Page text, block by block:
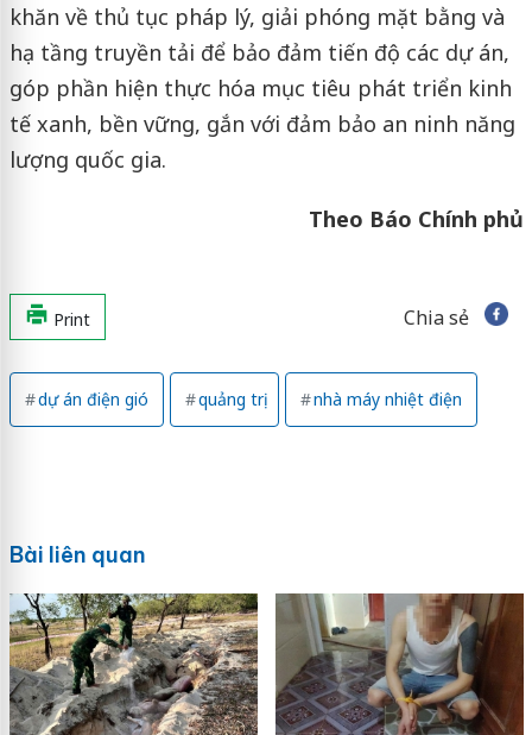
khăn về thủ tục pháp lý, giải phóng mặt bằng và
hạ tầng truyền tải để bảo đảm tiến độ các dự án,
góp phần hiện thực hóa mục tiêu phát triển kinh
tế xanh, bền vững, gắn với đảm bảo an ninh năng
lượng quốc gia.
Theo Báo Chính phủ
Print Chia sẻ
dự án điện gió quảng trị nhà máy nhiệt điện
Bài liên quan